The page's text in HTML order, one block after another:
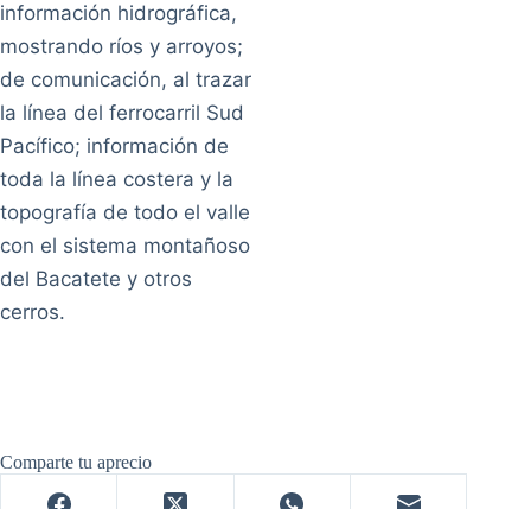
información hidrográfica,
mostrando ríos y arroyos;
de comunicación, al trazar
la línea del ferrocarril Sud
Pacífico; información de
toda la línea costera y la
topografía de todo el valle
con el sistema montañoso
del Bacatete y otros
cerros.
Comparte tu aprecio